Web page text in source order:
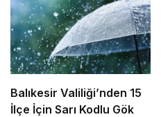
Balıkesir Valiliği’nden 15
İlçe İçin Sarı Kodlu Gök